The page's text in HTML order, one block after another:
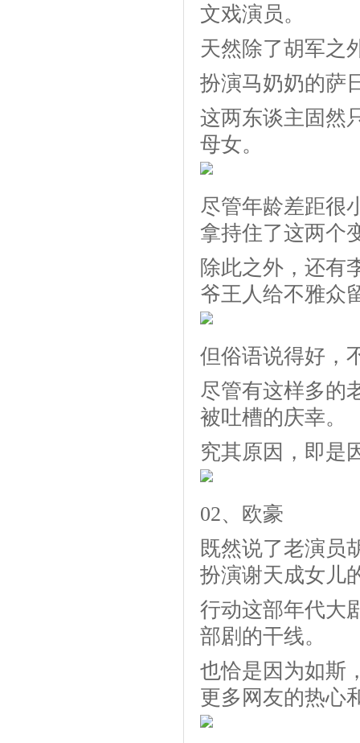
文戏演员。
天然除了胡军之
扮演马奶奶的萨
这两东谈主固然
母女。
尽管年龄差距很
拿持住了这两个
除此之外，还有
爷王人给不雅众
但俗语说得好，
尽管有这样多的
被吐槽的庆幸。
究其原因，即是
02、欧豪
既然说了老演员
扮演谢天成女儿
行动这部年代大
部剧的干线。
也恰是因为如斯
更多网友的热心